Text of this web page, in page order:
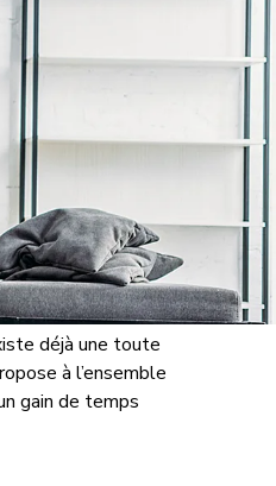
déjà une toute
à l’ensemble
gain de temps